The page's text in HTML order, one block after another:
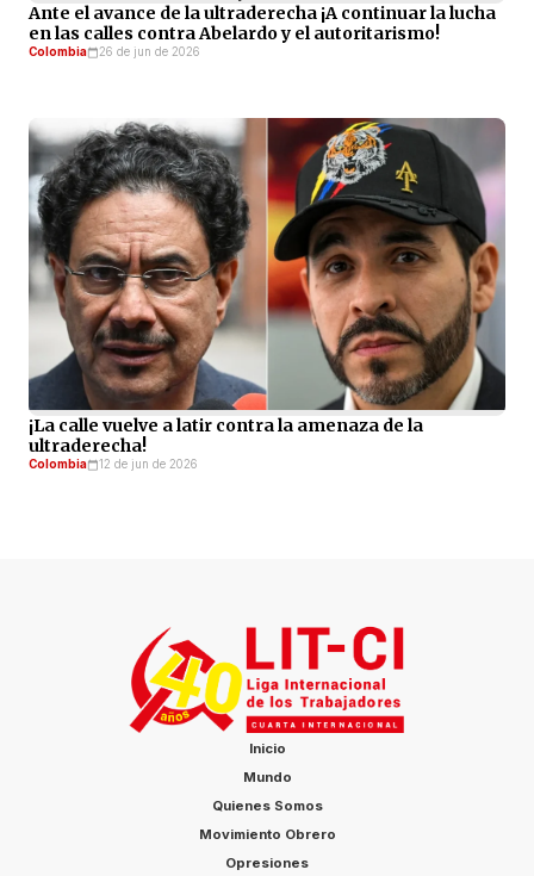
Ante el avance de la ultraderecha ¡A continuar la lucha
en las calles contra Abelardo y el autoritarismo!
Colombia 26 de jun de 2026
¡La calle vuelve a latir contra la amenaza de la
ultraderecha!
Colombia 12 de jun de 2026
Inicio
Mundo
Quienes Somos
Movimiento Obrero
Opresiones